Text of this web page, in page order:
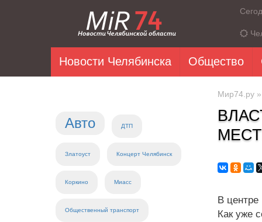
Новости Челябинска Общество
Авто ДТП
Златоуст Концерт Челябинск
Коркино Миасс
Общественный транспорт
Мир74.ру
В центре
Как уже